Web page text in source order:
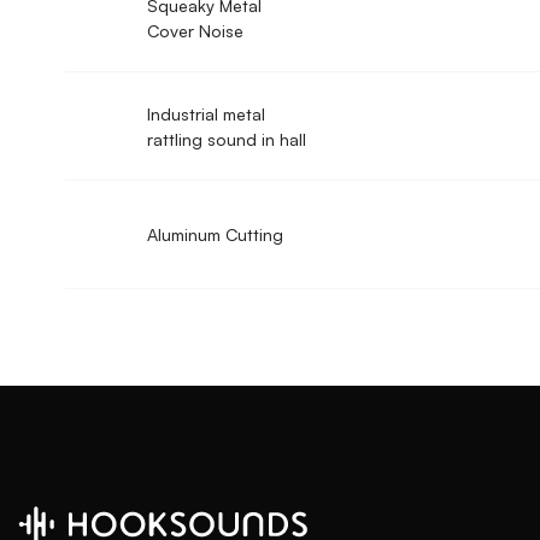
Squeaky Metal
Cover Noise
Industrial metal
rattling sound in hall
Aluminum Cutting